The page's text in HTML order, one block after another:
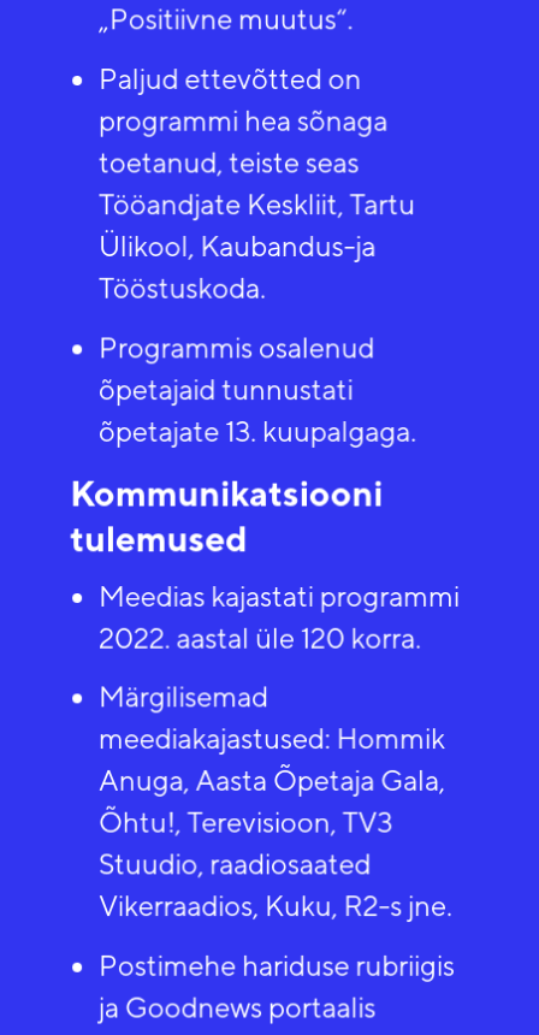
„Positiivne muutus“.​
Paljud ettevõtted on
programmi hea sõnaga
toetanud, teiste seas
Tööandjate Keskliit, Tartu
Ülikool, Kaubandus-ja
Tööstuskoda. ​
Programmis osalenud
õpetajaid tunnustati
õpetajate 13. kuupalgaga. ​
Kommunikatsiooni
tulemused​
Meedias kajastati programmi
2022. aastal üle 120 korra. ​
Märgilisemad
meediakajastused: Hommik
Anuga, Aasta Õpetaja Gala,
Õhtu!, Terevisioon, TV3
Stuudio, raadiosaated
Vikerraadios, Kuku, R2-s jne.​
Postimehe hariduse rubriigis
ja Goodnews portaalis